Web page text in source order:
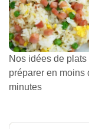
Nos idées de plats
préparer en moins
minutes